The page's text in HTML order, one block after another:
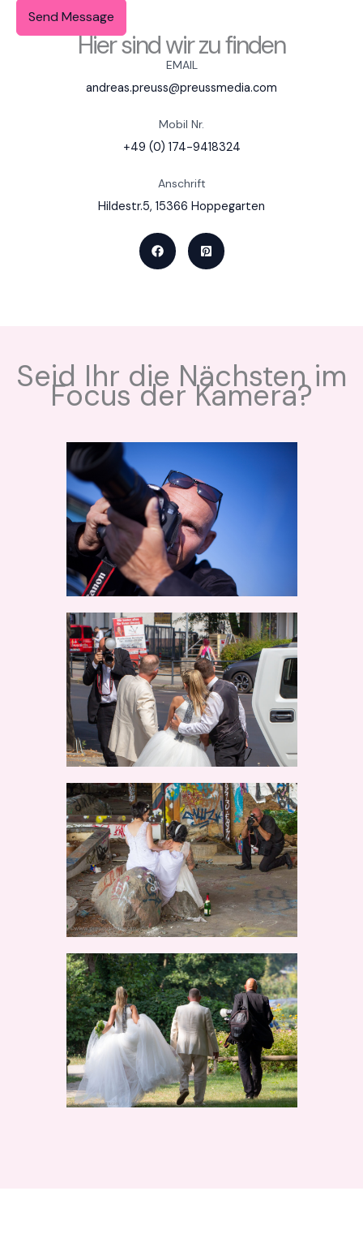
Hier sind wir zu finden
EMAIL
andreas.preuss@preussmedia.com
Mobil Nr.
+49 (0) 174-9418324
Anschrift
Hildestr.5, 15366 Hoppegarten
Send Message
Seid Ihr die Nächsten im
Focus der Kamera?